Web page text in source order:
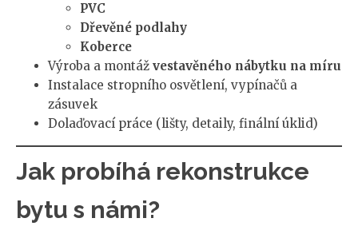
PVC
Dřevěné podlahy
Koberce
Výroba a montáž vestavěného nábytku na míru
Instalace stropního osvětlení, vypínačů a
zásuvek
Dolaďovací práce (lišty, detaily, finální úklid)
Jak probíhá rekonstrukce
bytu s námi?